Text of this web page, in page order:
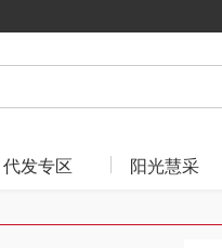
代发专区 阳光慧采